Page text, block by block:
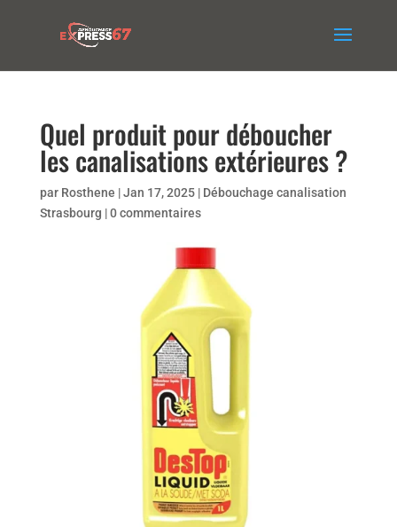
Quel produit pour déboucher
les canalisations extérieures ?
par Rosthene |Jan 17, 2025| Débouchage canalisation
Strasbourg |0 commentaires